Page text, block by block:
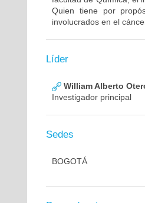
Quien tiene por
involucrados en el
Líder
William Alberto
Investigador principal
Sedes
BOGOTÁ